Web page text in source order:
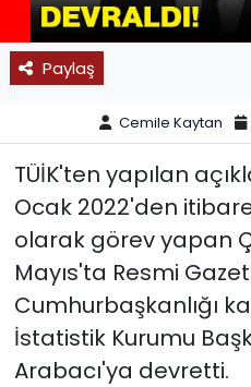
Paylaş
Cemile Kaytan
TÜİK'ten yapılan
Ocak 2022'den
olarak görev yapan
Mayıs'ta Resmi
Cumhurbaşkanlığı
İstatistik Kurumu
Arabacı'ya devretti.